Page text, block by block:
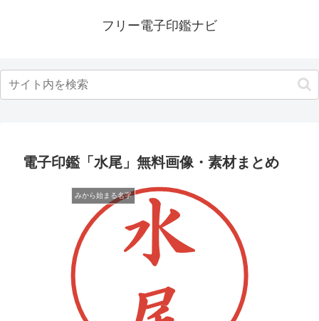
フリー電子印鑑ナビ
電子印鑑「水尾」無料画像・素材まとめ
みから始まる名字